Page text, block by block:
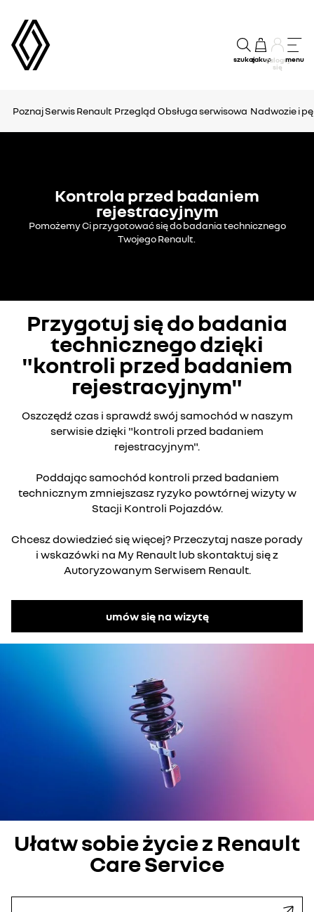
szukajzakupZaloguj
się
menu
Poznaj Serwis Renault Przegląd Obsługa serwisowa Nadwozie i
Kontrola przed badaniem
rejestracyjnym
Pomożemy Ci przygotować się do badania technicznego
Twojego Renault.
Przygotuj się do badania
technicznego dzięki
"kontroli przed badaniem
rejestracyjnym"
Oszczędź czas i sprawdź swój samochód w naszym
serwisie dzięki "kontroli przed badaniem
rejestracyjnym".
Poddając samochód kontroli przed badaniem
technicznym zmniejszasz ryzyko powtórnej wizyty w
Stacji Kontroli Pojazdów.
Chcesz dowiedzieć się więcej? Przeczytaj nasze porady
i wskazówki na My Renault lub skontaktuj się z
Autoryzowanym Serwisem Renault.
umów się na wizytę
Ułatw sobie życie z Renault
Care Service